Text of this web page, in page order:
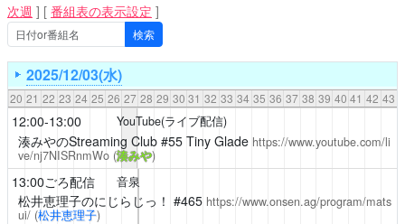
次週 ] [ 番組表の表示設定 ]
2025/12/03(水)
20 21 22 23 24 25 26 27 28 29 30 31 32 33 34 35 36 37 38 39 40 41 42 43
12:00-13:00 YouTube(ライブ配信)
湊みやのStreaming Club#55 Tiny Glade https://www.youtube.com/li
ve/nj7NISRnmWo (湊みや)
13:00ごろ配信 音泉
松井恵理子のにじらじっ！ #465 https://www.onsen.ag/program/mats
ui/ (松井恵理子)